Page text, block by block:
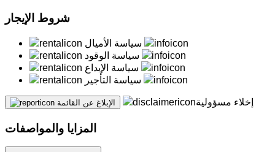
شروط الإيجار
الإبلاغ عن القائمة إخلاء مسؤولية
المزايا والمواصفات